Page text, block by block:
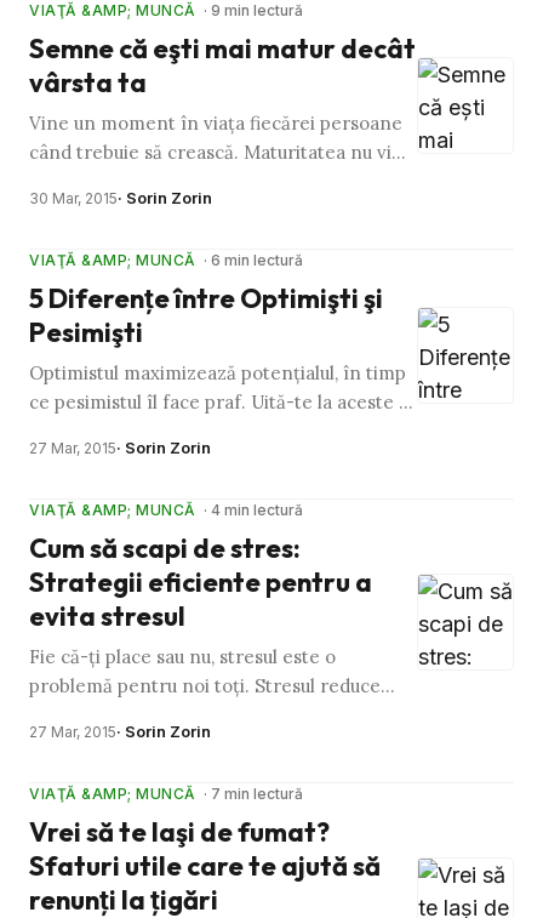
VIAŢĂ &AMP; MUNCĂ · 9 min lectură
Semne că eşti mai matur decât
vârsta ta
Vine un moment în viaţa fiecărei persoane
când trebuie să crească. Maturitatea nu vine
dobândeşti. Iată …
30 Mar, 2015· Sorin Zorin
VIAŢĂ &AMP; MUNCĂ · 6 min lectură
5 Diferenţe între Optimişti şi
Pesimişti
Optimistul maximizează potenţialul, în timp
ce pesimistul îl face praf. Uită-te la aceste 5
optimiste şi cele …
27 Mar, 2015· Sorin Zorin
VIAŢĂ &AMP; MUNCĂ · 4 min lectură
Cum să scapi de stres:
Strategii eficiente pentru a
evita stresul
Fie că-ţi place sau nu, stresul este o
problemă pentru noi toţi. Stresul reduce
încheierea sau deteriorarea …
27 Mar, 2015· Sorin Zorin
VIAŢĂ &AMP; MUNCĂ · 7 min lectură
Vrei să te laşi de fumat?
Sfaturi utile care te ajută să
renunţi la ţigări